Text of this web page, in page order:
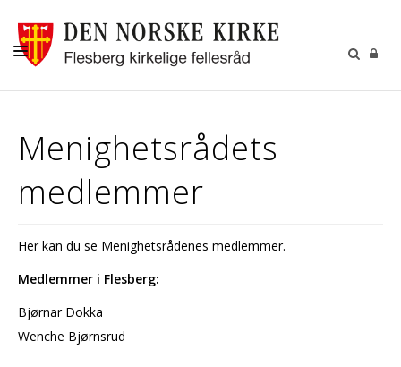
BARN OG UNGE
KALENDER
KONTAKT
MISJON
Menighetsrådets
medlemmer
Her kan du se Menighetsrådenes medlemmer.
Medlemmer i Flesberg:
Bjørnar Dokka
Wenche Bjørnsrud